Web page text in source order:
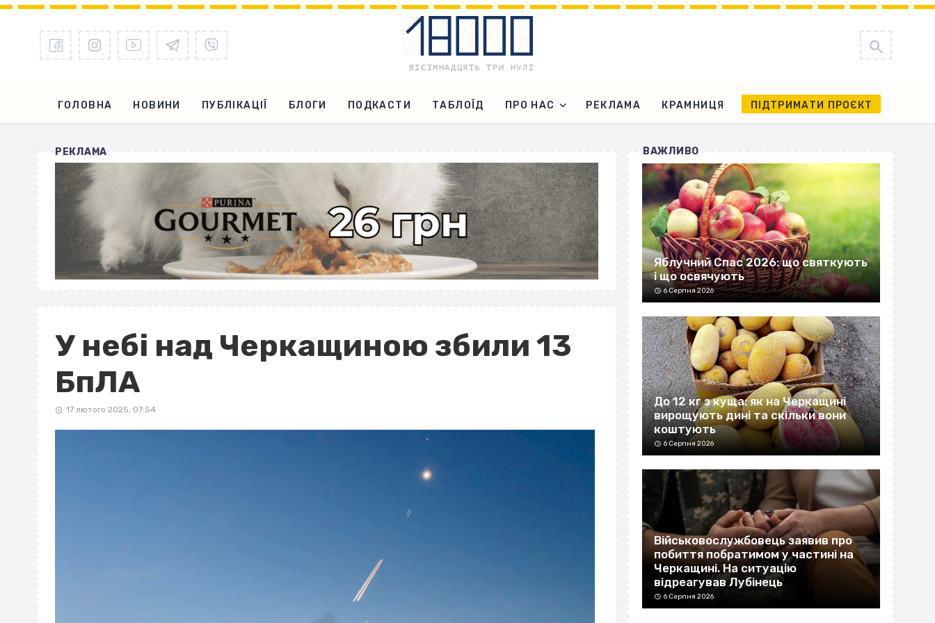
ГОЛОВНА НОВИНИ ПУБЛІКАЦІЇ БЛОГИ ПОДКАСТИ ТАБЛОЇД ПРО НАС РЕКЛАМА КРАМНИЦЯ ПІДТРИМАТИ ПРОЄКТ
РЕКЛАМА
У небі над Черкащиною збили 13
БпЛА
17 лютого 2025, 07:54
ВАЖЛИВО
Яблучний Спас 2026: що святкують
і що освячують
6 Серпня 2026
До 12 кг з куща: як на Черкащині
вирощують дині та скільки вони
коштують
6 Серпня 2026
Військовослужбовець заявив про
побиття побратимом у частині на
Черкащині. На ситуацію
відреагував Лубінець
6 Серпня 2026